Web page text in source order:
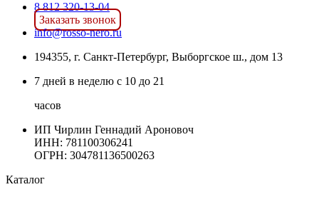
8 812 320-13-04
Заказать звонок
info@rosso-nero.ru
194355, г. Санкт-Петербург, Выборгское ш., дом 13
7 дней в неделю с 10 до 21
часов
ИП Чирлин Геннадий Ароновоч
ИНН: 781100306241
ОГРН: 304781136500263
Каталог